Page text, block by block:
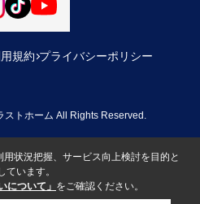
規約 プライバシーポリシー
トホーム All Rights Reserved.
状況把握、サービス向上検討を目的と
います。
について」 をご確認ください。